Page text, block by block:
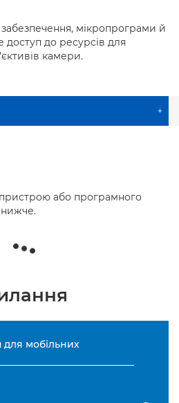
мікропрограми й
доступ до ресурсів для
камери.
+
або програмного
нижче.
мобільних